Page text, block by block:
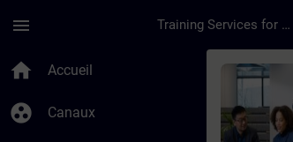
menu Training Services for Digital Industries
home Accueil
group_work Canaux
Cours -